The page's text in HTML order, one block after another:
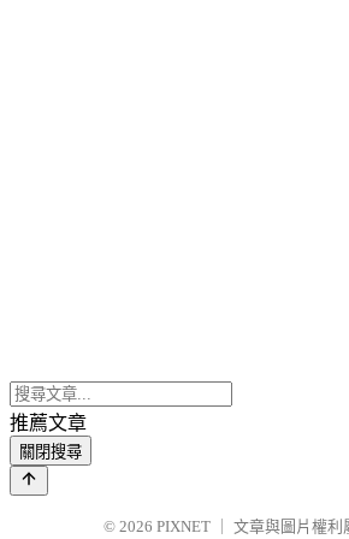
推薦文章
關閉搜尋
© 2026 PIXNET 文章與圖片權利